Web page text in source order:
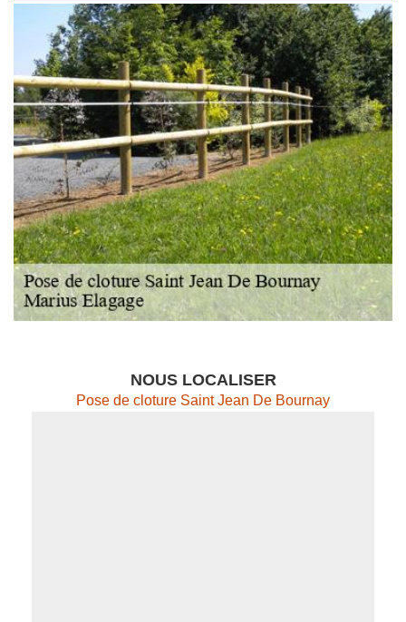
NOUS LOCALISER
Pose de cloture Saint Jean De Bournay